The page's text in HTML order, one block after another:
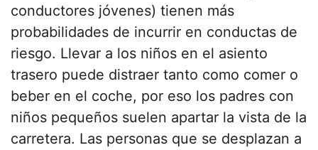
conductores jóvenes) tienen más
probabilidades de incurrir en conductas de
riesgo. Llevar a los niños en el asiento
trasero puede distraer tanto como comer o
beber en el coche, por eso los padres con
niños pequeños suelen apartar la vista de la
carretera. Las personas que se desplazan a